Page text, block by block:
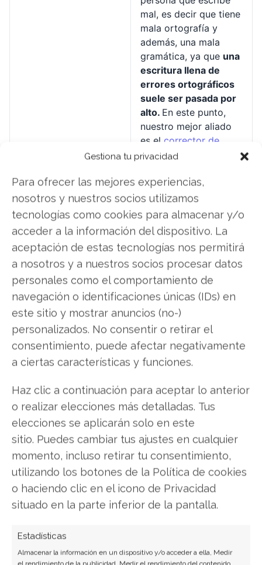
Gestiona tu privacidad
Para ofrecer las mejores experiencias,
nosotros y nuestros socios utilizamos
tecnologías como cookies para almacenar y/o
acceder a la información del dispositivo. La
aceptación de estas tecnologías nos permitirá
a nosotros y a nuestros socios procesar datos
personales como el comportamiento de
navegación o identificaciones únicas (IDs) en
este sitio y mostrar anuncios (no-)
personalizados. No consentir o retirar el
consentimiento, puede afectar negativamente
a ciertas características y funciones.
Haz clic a continuación para aceptar lo anterior
o realizar elecciones más detalladas. Tus
elecciones se aplicarán solo en este
sitio. Puedes cambiar tus ajustes en cualquier
momento, incluso retirar tu consentimiento,
utilizando los botones de la Política de cookies
o haciendo clic en el icono de Privacidad
situado en la parte inferior de la pantalla.
Estadísticas
Almacenar la información en un dispositivo y/o acceder a ella, Medir
mal, es decir que tiene
mala ortografía y
además, una mala
gramática, ya que una
escritura llena de
errores ortográficos
suele ser pasada por
alto. En este punto,
nuestro mejor aliado
es el corrector de
textoortográfico.
evitar a toda costa
utilizar lenguaje soez,
vulgar u ofensivo.
conocimientos
Compartir el
conocimiento es la
base sobre la cual
Internet se fundó, y es
por ello que debemos
abrazar este precepto
con todas nuestras
conocimiento es
sembrar luz para
ignorancia.Si crees
que los demás deben
aprender por sus
propios medios, o
pagarte para
aprenderlo, recuerda
cuando te ayudaron
desinteresadamente
en algún tema
Ser medido y No hay nada peor en